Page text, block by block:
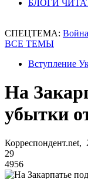
БЛОГИ
СПЕЦТЕМА:
ВСЕ ТЕМЫ
Вступление
На
убытки
Корреспондент.net,
29
4956